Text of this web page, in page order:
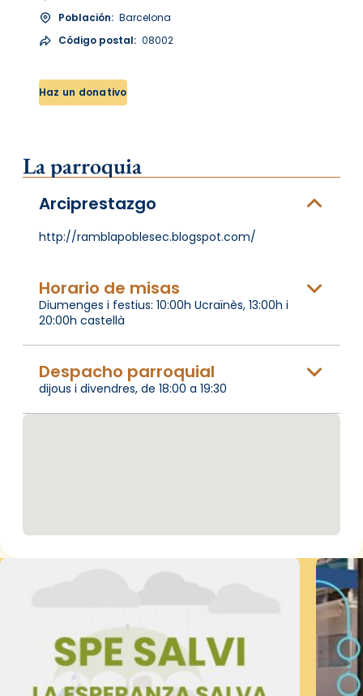
Población: Barcelona
Código postal: 08002
Haz un donativo
La parroquia
Arciprestazgo
http://ramblapoblesec.blogspot.com/
Horario de misas
Diumenges i festius: 10:00h Ucraïnès, 13:00h i
20:00h castellà
Despacho parroquial
dijous i divendres, de 18:00 a 19:30